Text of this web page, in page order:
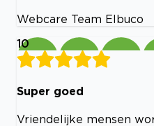
Webcare Team Elbuco
10
Super goed
Vriendelijke mensen